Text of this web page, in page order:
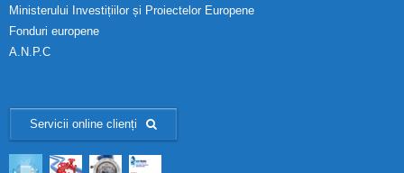
Ministerului Investițiilor și Proiectelor Europene
Fonduri europene
A.N.P.C
Servicii online clienți